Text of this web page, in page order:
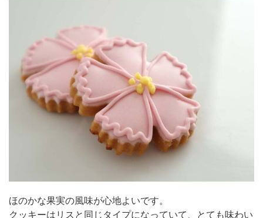
ほのかな果実の風味が心地よいです。
クッキーはリスと同じタイプになっていて、とても味わい